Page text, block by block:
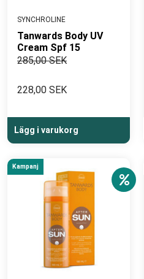
SYNCHROLINE
Tanwards Body UV
Cream Spf 15
285,00 SEK
228,00 SEK
Lägg i varukorg
Kampanj